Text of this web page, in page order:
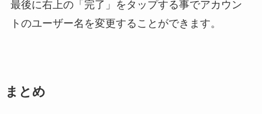
最後に右上の「完了」をタップする事でアカウン
トのユーザー名を変更することができます。
まとめ